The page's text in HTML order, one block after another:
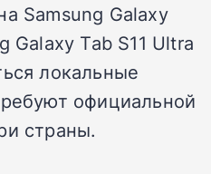
Samsung Galaxy
Galaxy Tab S11 Ultra
локальные
официальной
страны.